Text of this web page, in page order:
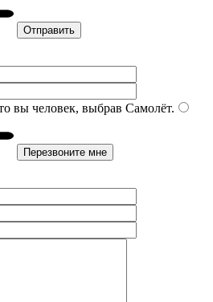
вы человек, выбрав Самолёт.